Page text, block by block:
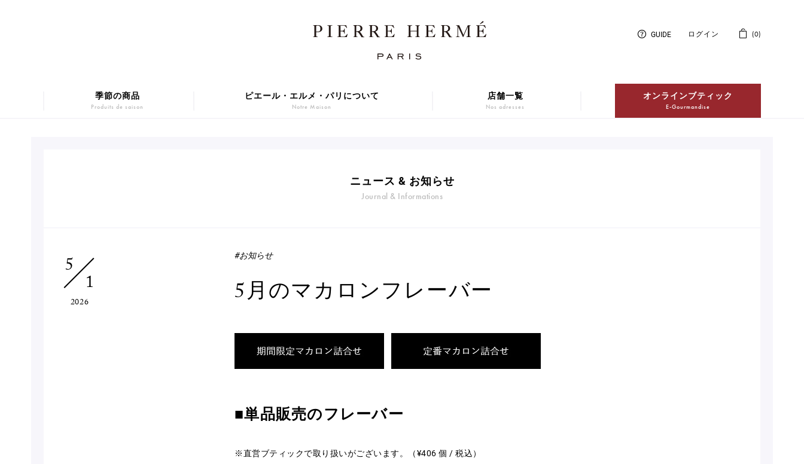
ニュース & お知らせ
Journal & Informations
5
1
2026
#お知らせ
5月のマカロンフレーバー
■単品販売のフレーバー
※直営ブティックで取り扱いがございます。（¥406 個 / 税込）
季節の商品
Produits de saison
Pâtisseries
ピエール・エルメ・パリについて
Notre Maison
店舗一覧
Nos adresses
オンラインブティック
E-Gourmandise
アイス
ログイン
GUIDE 0